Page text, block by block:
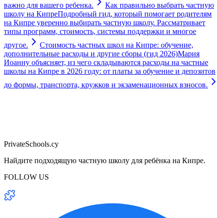
важно для вашего ребенка.
Как правильно выбрать частную
школу на КипреПодробный гид, который помогает родителям
на Кипре уверенно выбирать частную школу. Рассматривает
типы программ, стоимость, системы поддержки и многое
другое.
Стоимость частных школ на Кипре: обучение,
дополнительные расходы и другие сборы (гид 2026)Мария
Иоанну объясняет, из чего складываются расходы на частные
школы на Кипре в 2026 году: от платы за обучение и депозитов
до формы, транспорта, кружков и экзаменационных взносов.
PrivateSchools.cy
Найдите подходящую частную школу для ребёнка на Кипре.
FOLLOW US